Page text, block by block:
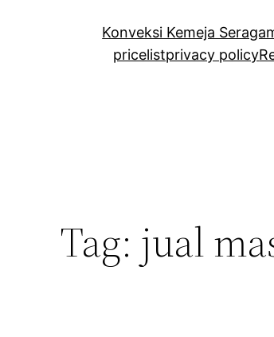
Konveksi Kemeja
pricelistprivacy policy
Tag: jual